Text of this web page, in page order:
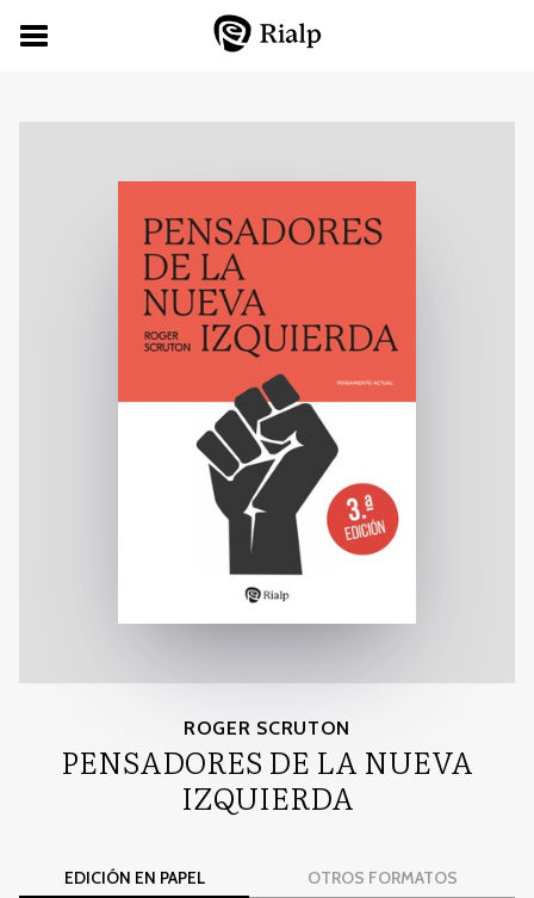
ROGER SCRUTON
PENSADORES DE LA NUEVA
IZQUIERDA
EDICIÓN EN PAPEL OTROS FORMATOS